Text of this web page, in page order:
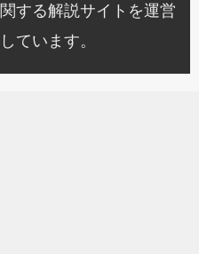
関する解説サイトを運営
しています。